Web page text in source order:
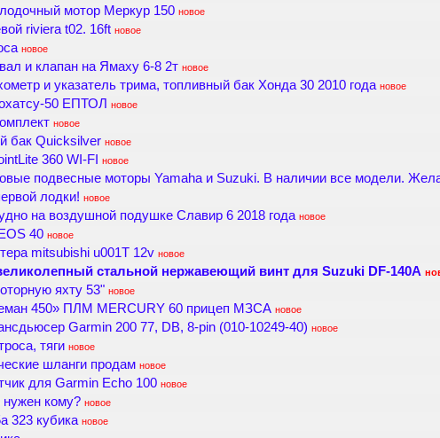
мотор Меркур 150 новое
riviera t02. 16ft новое
новое
и клапан на Ямаху 6-8 2т новое
и указатель трима, топливный бак Хонда 30 2010 года новое
50 ЕПТОЛ новое
новое
бак Quicksilver новое
360 WI-FI
новое
подвесные моторы Yamaha и Suzuki. В наличии все модели.
лодки! новое
на воздушной подушке Славир 6 2018 года новое
40 новое
mitsubishi u001T 12v новое
стальной нержавеющий винт для Suzuki DF-140A
яхту 53" новое
450» ПЛМ MERCURY 60 прицеп МЗСА новое
Garmin 200 77, DB, 8-pin (010-10249-40) новое
тяги новое
шланги продам новое
для Garmin Echo 100 новое
нужен кому? новое
323 кубика новое